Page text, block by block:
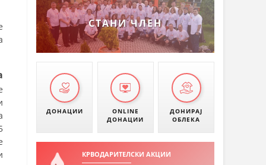
СТАНИ ЧЛЕН
ДОНАЦИИ
ONLINE
ДОНАЦИИ
ДОНИРАЈ
ОБЛЕКА
КРВОДАРИТЕЛСКИ АКЦИИ